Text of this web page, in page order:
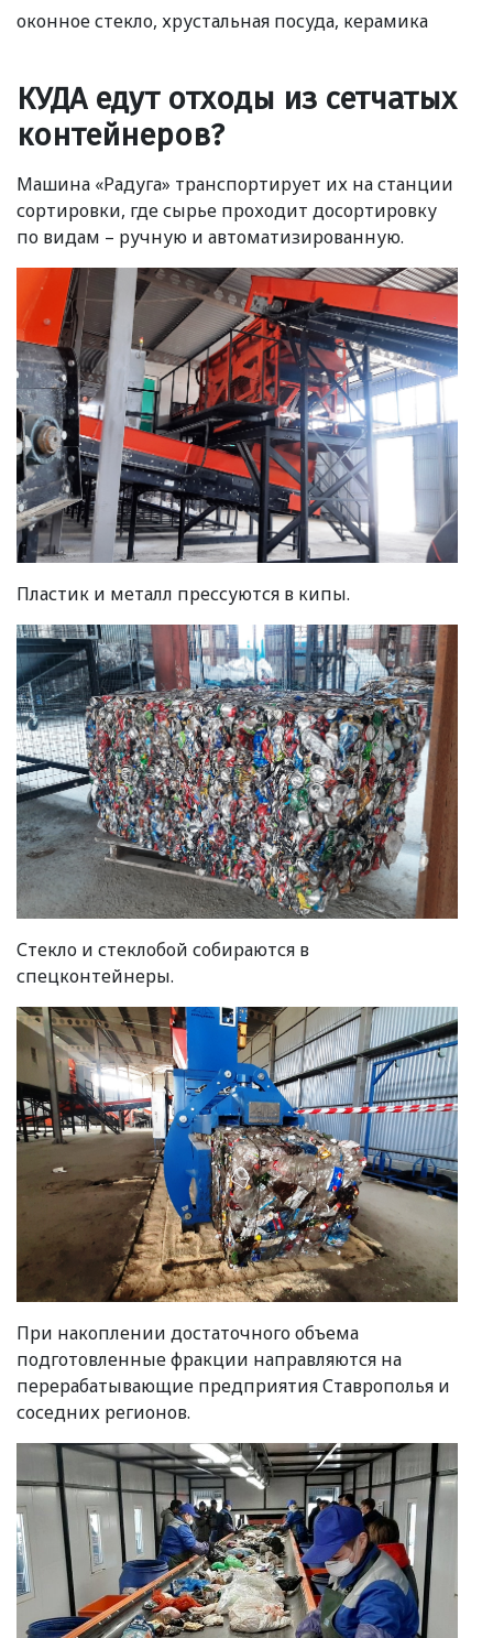
оконное стекло, хрустальная посуда, керамика
КУДА едут отходы из сетчатых
контейнеров?
Машина «Радуга» транспортирует их на станции
сортировки, где сырье проходит досортировку
по видам – ручную и автоматизированную.
Пластик и металл прессуются в кипы.
Стекло и стеклобой собираются в
спецконтейнеры.
При накоплении достаточного объема
подготовленные фракции направляются на
перерабатывающие предприятия Ставрополья и
соседних регионов.